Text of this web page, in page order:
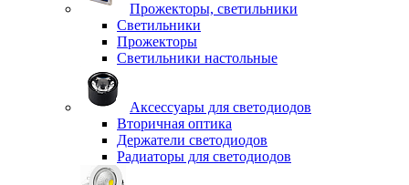
Прожекторы, светильники
Светильники
Прожекторы
Светильники настольные
Аксессуары для светодиодов
Вторичная оптика
Держатели светодиодов
Радиаторы для светодиодов